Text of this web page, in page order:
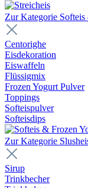
Zur Kategorie
Centorighe
Eisdekoration
Eiswaffeln
Flüssigmix
Frozen Yogurt Pulver
Toppings
Softeispulver
Softeisdips
Zur Kategorie
Sirup
Trinkbecher